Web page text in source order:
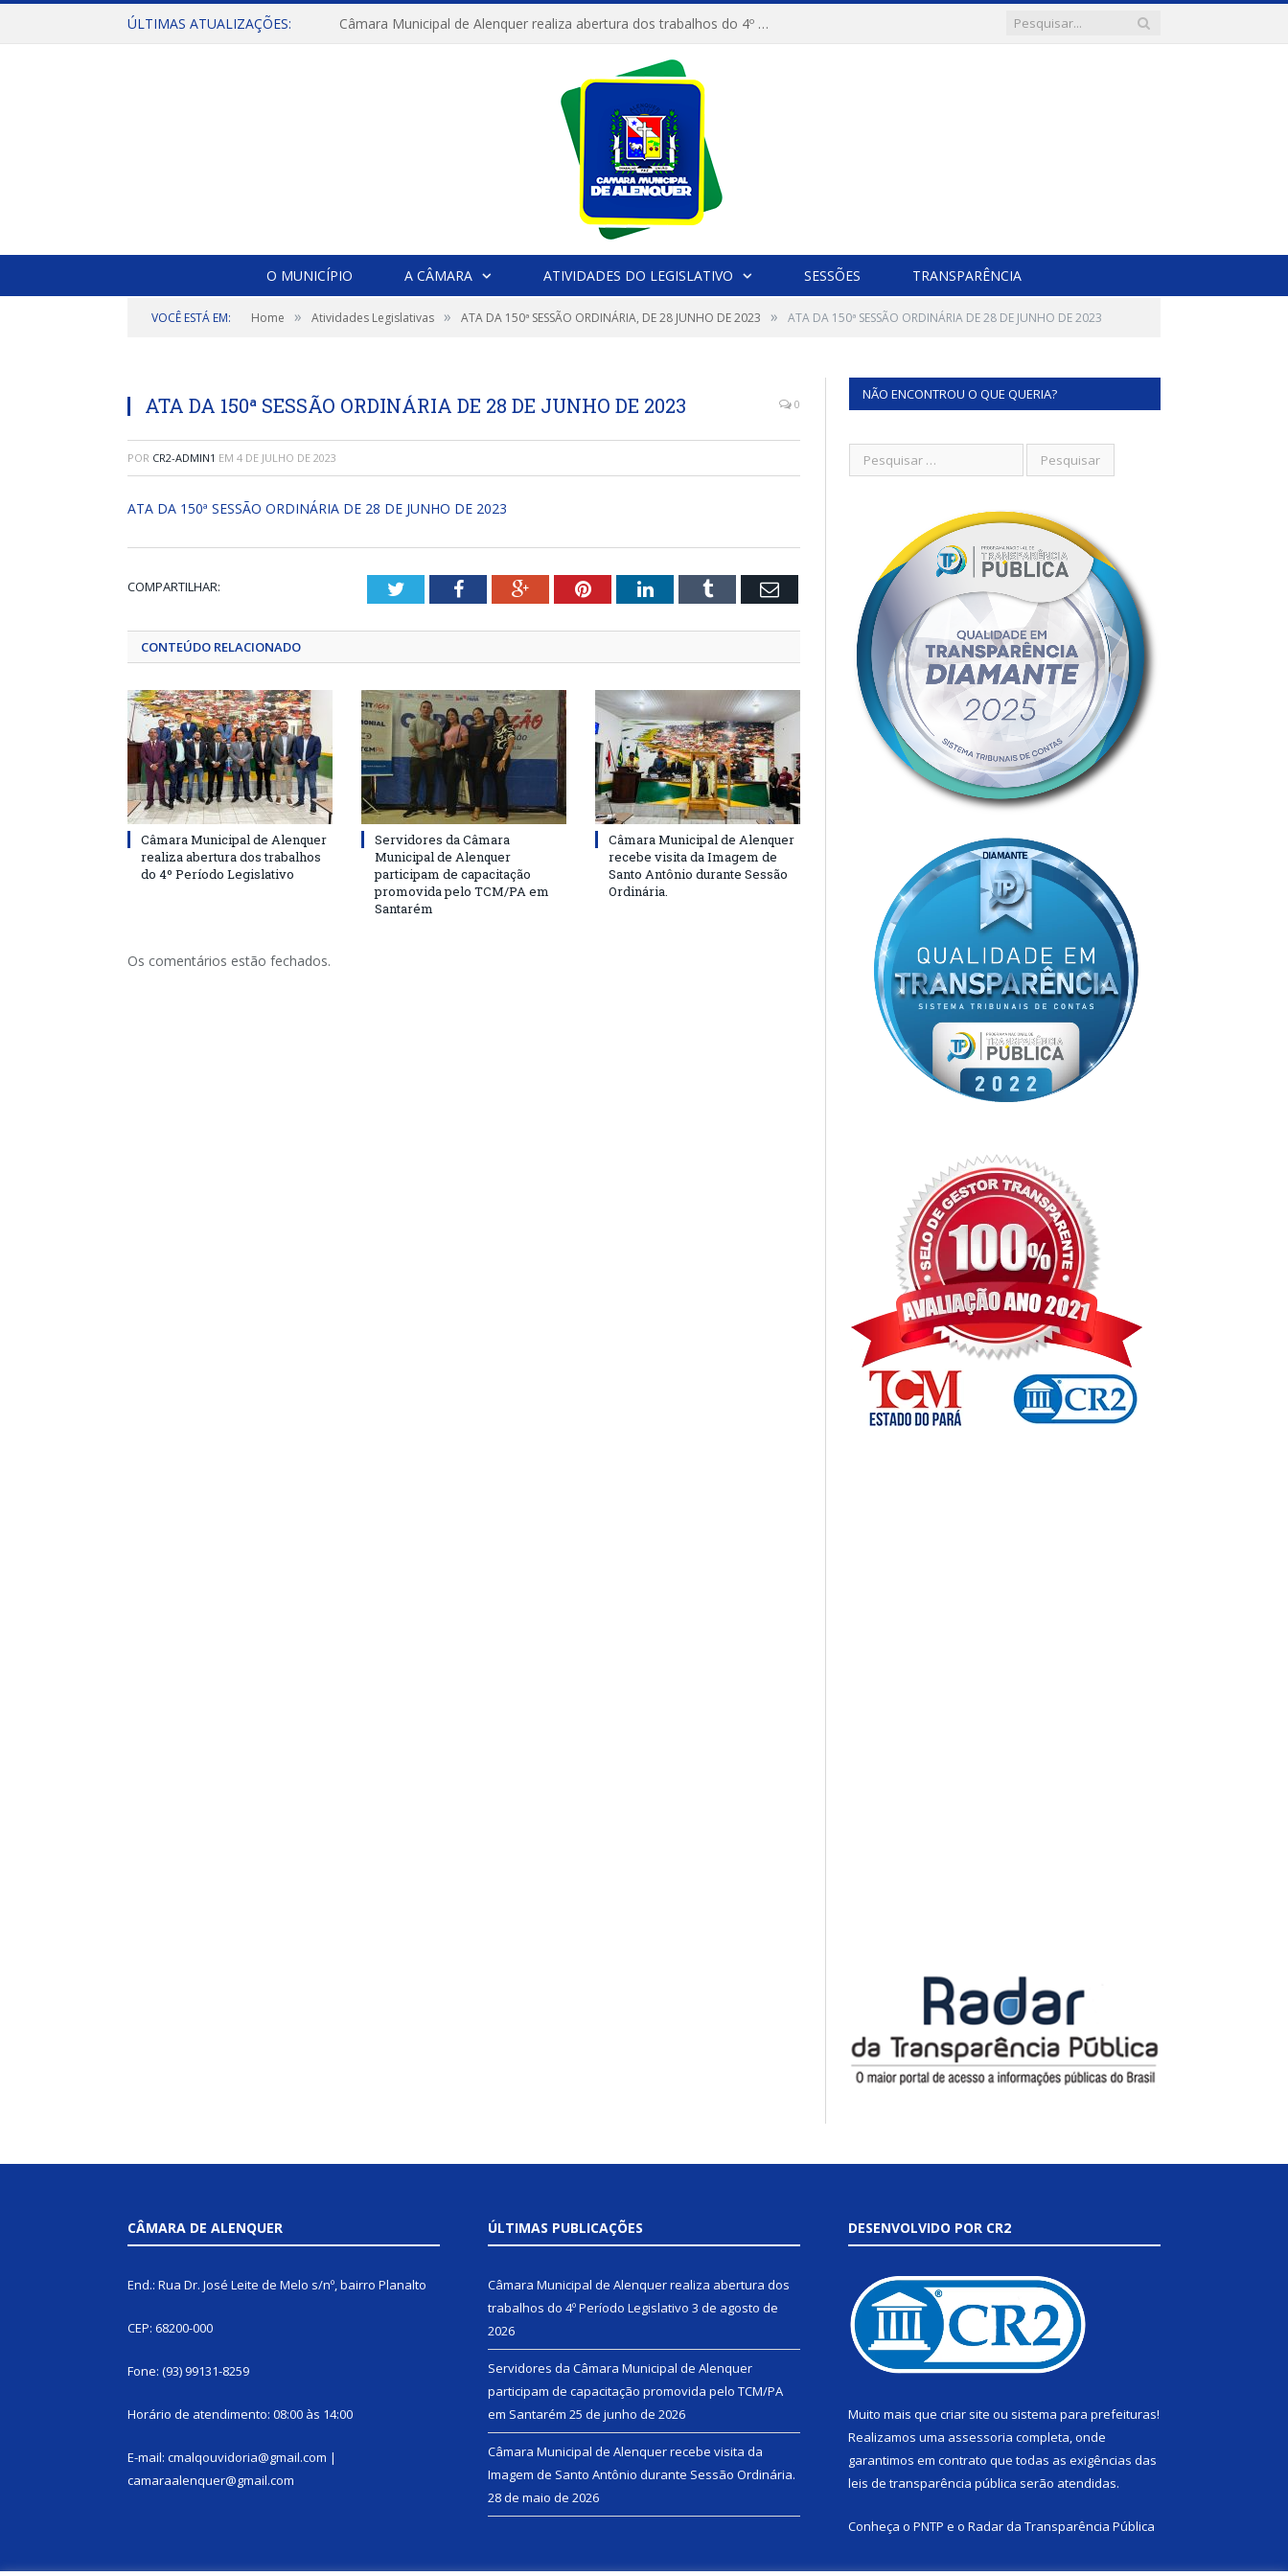
ÚLTIMAS ATUALIZAÇÕES: Câmara Municipal de Alenquer realiza abertura dos trabalhos do 4º Período Legislativo
O MUNICÍPIO A CÂMARA ATIVIDADES DO LEGISLATIVO SESSÕES TRANSPARÊNCIA
VOCÊ ESTÁ EM: Home » Atividades Legislativas » ATA DA 150ª SESSÃO ORDINÁRIA, DE 28 JUNHO DE 2023 » ATA DA 150ª SESSÃO ORDINÁRIA DE 28 DE JUNHO DE 2023
ATA DA 150ª SESSÃO ORDINÁRIA DE 28 DE JUNHO DE 2023 0
POR CR2-ADMIN1 EM 4 DE JULHO DE 2023
ATA DA 150ª SESSÃO ORDINÁRIA DE 28 DE JUNHO DE 2023
COMPARTILHAR: TwitterFacebookGoogle+PinterestLinkedInTumblr Email
CONTEÚDO RELACIONADO
Câmara Municipal de Alenquer
realiza abertura dos trabalhos
do 4º Período Legislativo
Servidores da Câmara
Municipal de Alenquer
participam de capacitação
promovida pelo TCM/PA em
Santarém
Câmara Municipal de Alenquer
recebe visita da Imagem de
Santo Antônio durante Sessão
Ordinária.
Os comentários estão fechados.
NÃO ENCONTROU O QUE QUERIA?
CÂMARA DE ALENQUER
End.: Rua Dr. José Leite de Melo s/nº, bairro Planalto
CEP: 68200-000
Fone: (93) 99131-8259
Horário de atendimento: 08:00 às 14:00
E-mail: cmalqouvidoria@gmail.com |
camaraalenquer@gmail.com
ÚLTIMAS PUBLICAÇÕES
Câmara Municipal de Alenquer realiza abertura dos
trabalhos do 4º Período Legislativo 3 de agosto de
2026
Servidores da Câmara Municipal de Alenquer
participam de capacitação promovida pelo TCM/PA
em Santarém 25 de junho de 2026
Câmara Municipal de Alenquer recebe visita da
Imagem de Santo Antônio durante Sessão Ordinária.
28 de maio de 2026
DESENVOLVIDO POR CR2
Muito mais que criar site ou sistema para prefeituras!
Realizamos uma assessoria completa, onde
garantimos em contrato que todas as exigências das
leis de transparência pública serão atendidas.
Conheça o PNTP e o Radar da Transparência Pública